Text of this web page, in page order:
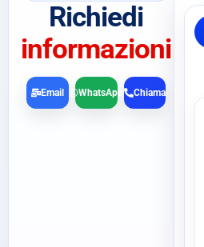
Richiedi
informazioni
Chiama
Email WhatsApp